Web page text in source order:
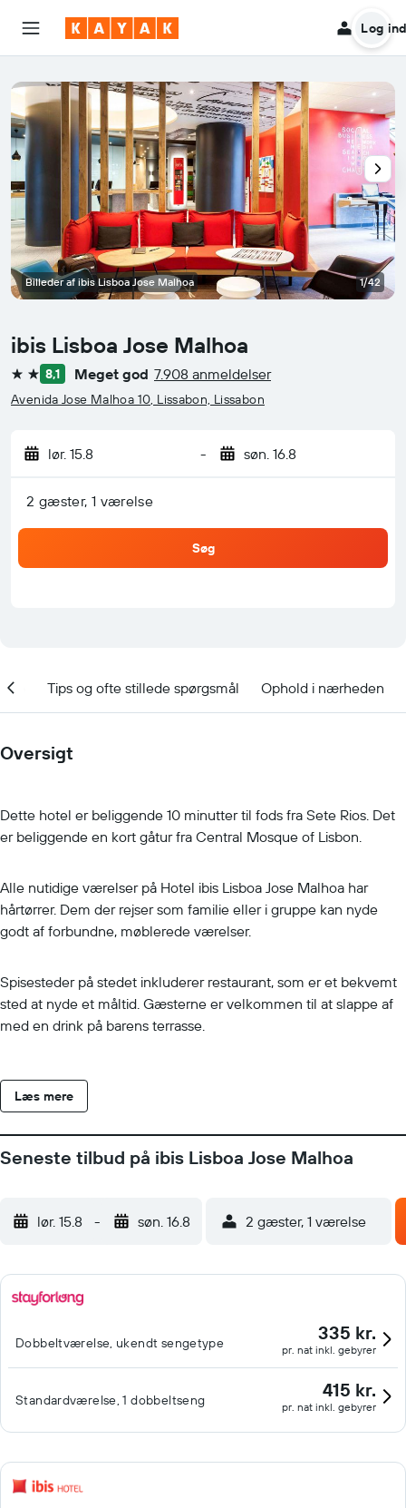
Log
ibis Lisboa Jose Malhoa
2 stjerner
8,1 Meget god 7.908 anmeldelser
Avenida Jose Malhoa 10, Lissabon, Lissabon
lør. 15.8 - søn. 16.8
2 gæster, 1 værelse
Søg
Billeder af ibis Lisboa Jose Malhoa 1/42
Tips og ofte stillede spørgsmål Ophold i nærheden
Oversigt
Dette hotel er beliggende 10 minutter til fods fra Sete Rios. Det
er beliggende en kort gåtur fra Central Mosque of Lisbon.
Alle nutidige værelser på Hotel ibis Lisboa Jose Malhoa har
hårtørrer. Dem der rejser som familie eller i gruppe kan nyde
godt af forbundne, møblerede værelser.
Spisesteder på stedet inkluderer restaurant, som er et bekvemt
sted at nyde et måltid. Gæsterne er velkommen til at slappe af
med en drink på barens terrasse.
Læs mere
Seneste tilbud på ibis Lisboa Jose Malhoa
lør. 15.8 - søn. 16.8 2 gæster, 1 værelse
Dobbeltværelse, ukendt sengetype 335 kr.
pr. nat inkl. gebyrer
Standardværelse, 1 dobbeltseng 415 kr.
pr. nat inkl. gebyrer